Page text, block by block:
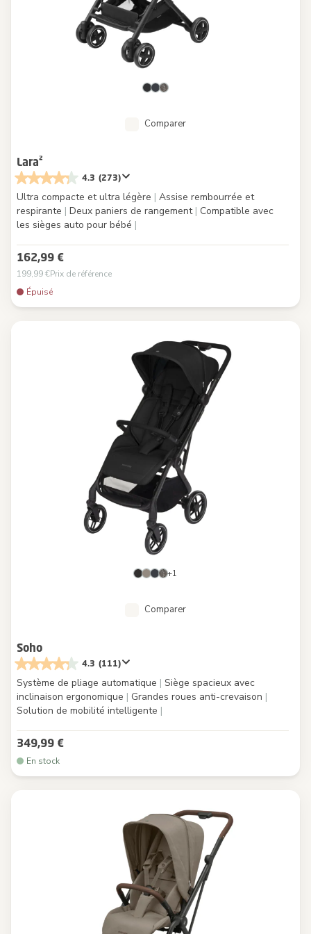
Comparer
Lara²
4.3 (273)
Ultra compacte et ultra légère | Assise rembourrée et
respirante | Deux paniers de rangement | Compatible avec
les sièges auto pour bébé |
162,99 €
199,99 €Prix de référence
Épuisé
+1
Comparer
Soho
4.3 (111)
Système de pliage automatique | Siège spacieux avec
inclinaison ergonomique | Grandes roues anti-crevaison |
Solution de mobilité intelligente |
349,99 €
En stock